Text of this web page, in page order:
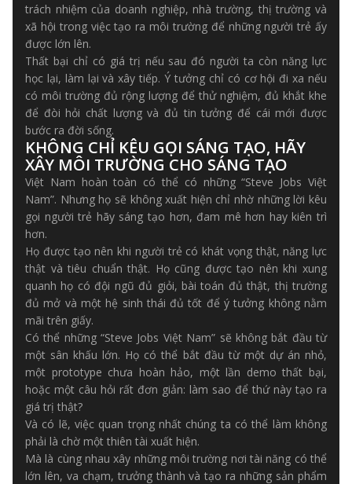
trách nhiệm của doanh nghiệp, nhà trường, thị trường và
xã hội trong việc tạo ra môi trường để những người trẻ ấy
được lớn lên.
Thất bại chỉ có giá trị nếu sau đó người ta còn năng lực
học lại, làm lại và xây tiếp. Ý tưởng chỉ có cơ hội đi xa nếu
có môi trường đủ rộng lượng để thử nghiệm, đủ khắt khe
để đòi hỏi chất lượng và đủ tin tưởng để cái mới được
bước ra đời sống.
KHÔNG CHỈ KÊU GỌI SÁNG TẠO, HÃY
XÂY MÔI TRƯỜNG CHO SÁNG TẠO
Việt Nam hoàn toàn có thể có những “Steve Jobs Việt
Nam”. Nhưng họ sẽ không xuất hiện chỉ nhờ những lời kêu
gọi người trẻ hãy sáng tạo hơn, đam mê hơn hay kiên trì
hơn.
Họ được tạo nên khi người trẻ có khát vọng thật, năng lực
thật và tiêu chuẩn thật. Họ cũng được tạo nên khi xung
quanh họ có đội ngũ đủ giỏi, bài toán đủ thật, thị trường
đủ mở và một hệ sinh thái đủ tốt để ý tưởng không nằm
mãi trên giấy.
Có thể những “Steve Jobs Việt Nam” sẽ không bắt đầu từ
một sân khấu lớn. Họ có thể bắt đầu từ một dự án nhỏ,
một prototype chưa hoàn hảo, một lần demo thất bại,
hoặc một câu hỏi rất đơn giản: làm sao để thứ này tạo ra
giá trị thật?
Và có lẽ, việc quan trọng nhất chúng ta có thể làm không
phải là chờ một thiên tài xuất hiện.
Mà là cùng nhau xây những môi trường nơi tài năng có thể
lớn lên, va chạm, trưởng thành và tạo ra những sản phẩm